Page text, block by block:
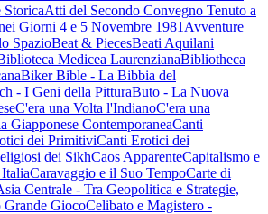
StoricaAtti del Secondo Convegno Tenuto a
Giorni 4 e 5 Novembre 1981 Avventure
SpazioBeat & PiecesBeati Aquilani
Medicea LaurenzianaBibliotheca
Biker Bible - La Bibbia del
- I Geni della PitturaButō - La Nuova
C'era una Volta l'IndianoC'era una
Giapponese ContemporaneaCanti
dei PrimitiviCanti Erotici dei
dei SikhCaos ApparenteCapitalismo e
Caravaggio e il Suo TempoCarte di
Centrale - Tra Geopolitica e Strategie,
Grande GiocoCelibato e Magistero -